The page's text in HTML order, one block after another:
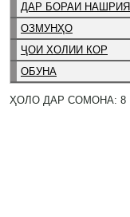
ДАР БОРАИ НАШРИЯ
ОЗМУНҲО
ҶОИ ХОЛИИ КОР
ОБУНА
ҲОЛО ДАР СОМОНА: 8